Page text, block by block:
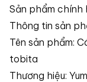
Sản phẩm chính
Thông tin sản
Tên sản phẩm:
tobita
Thương hiệu: